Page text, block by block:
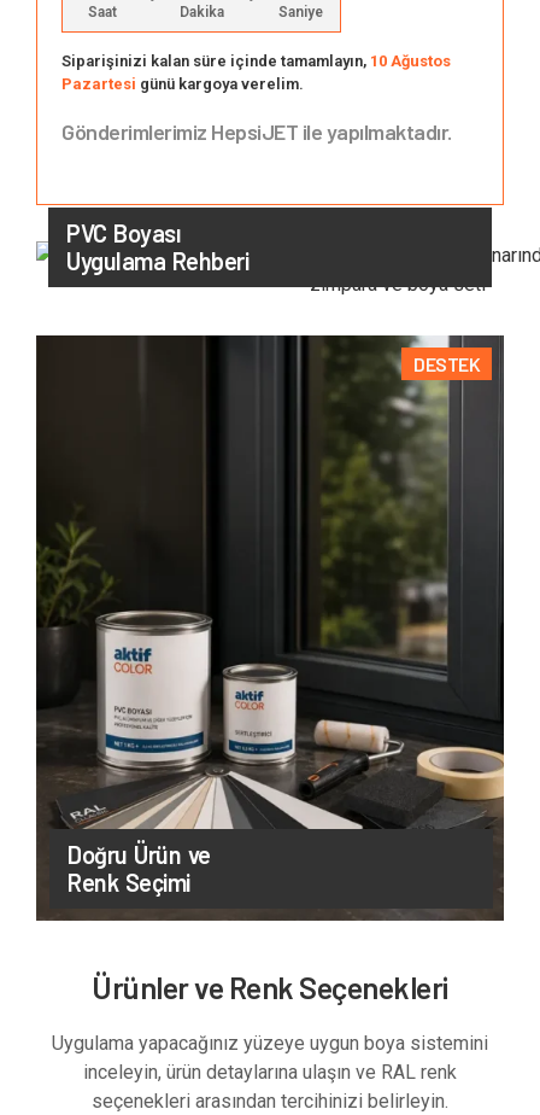
Saat Dakika Saniye
Siparişinizi kalan süre içinde tamamlayın, 10 Ağustos
Pazartesi günü kargoya verelim.
Gönderimlerimiz HepsiJET ile yapılmaktadır.
PVC Boyası
Uygulama Rehberi
DESTEK
Doğru Ürün ve
Renk Seçimi
Ürünler ve Renk Seçenekleri
Uygulama yapacağınız yüzeye uygun boya sistemini
inceleyin, ürün detaylarına ulaşın ve RAL renk
seçenekleri arasından tercihinizi belirleyin.